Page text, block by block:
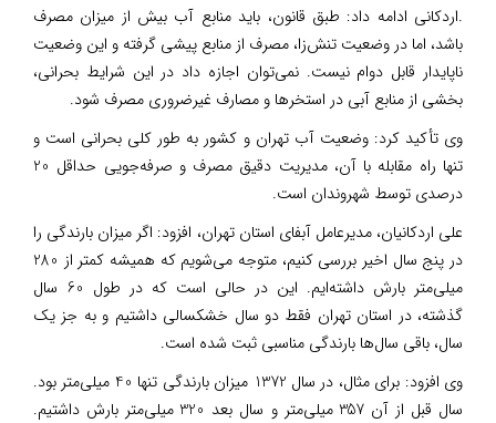
.اردکانی ادامه داد: طبق قانون، باید منابع آب بیش از میزان مصرف
باشد، اما در وضعیت تنش‌زا، مصرف از منابع پیشی گرفته و این وضعیت
ناپایدار قابل دوام نیست. نمی‌توان اجازه داد در این شرایط بحرانی،
بخشی از منابع آبی در استخر‌ها و مصارف غیرضروری مصرف شود.
وی تأکید کرد: وضعیت آب تهران و کشور به طور کلی بحرانی است و
تنها راه مقابله با آن، مدیریت دقیق مصرف و صرفه‌جویی حداقل 20
درصدی توسط شهروندان است.
علی اردکانیان، مدیرعامل آبفای استان تهران، افزود: اگر میزان بارندگی را
در پنج سال اخیر بررسی کنیم، متوجه می‌شویم که همیشه کمتر از 280
میلی‌متر بارش داشته‌ایم. این در حالی است که در طول 60 سال
گذشته، در استان تهران فقط دو سال خشکسالی داشتیم و به جز یک
سال، باقی سال‌ها بارندگی مناسبی ثبت شده است.
وی افزود: برای مثال، در سال 1372 میزان بارندگی تنها 40 میلی‌متر بود.
سال قبل از آن 357 میلی‌متر و سال بعد 320 میلی‌متر بارش داشتیم.